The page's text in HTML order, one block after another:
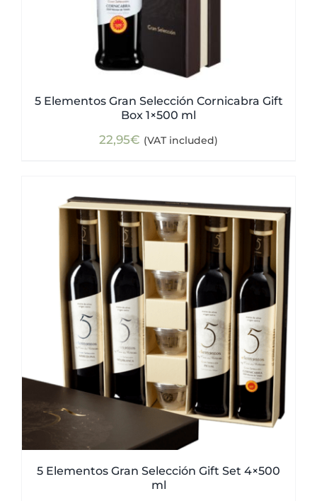
5 Elementos Gran Selección Cornicabra Gift
Box 1×500 ml
22,95€ (VAT included)
5 Elementos Gran Selección Gift Set 4×500
ml